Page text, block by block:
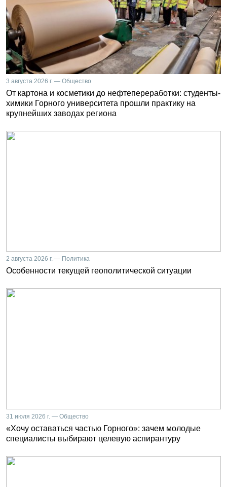
3 августа 2026 г. — Общество
От картона и косметики до нефтепереработки: студенты-
химики Горного университета прошли практику на
крупнейших заводах региона
2 августа 2026 г. — Политика
Особенности текущей геополитической ситуации
31 июля 2026 г. — Общество
«Хочу оставаться частью Горного»: зачем молодые
специалисты выбирают целевую аспирантуру